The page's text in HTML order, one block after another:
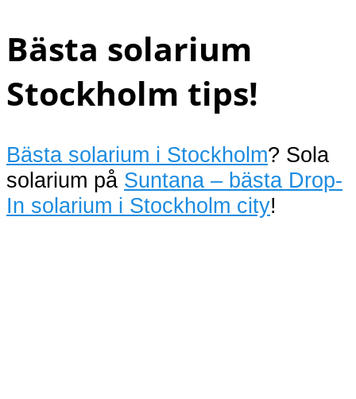
Bästa solarium
Stockholm tips!
Bästa solarium i Stockholm? Sola
solarium på Suntana – bästa Drop-
In solarium i Stockholm city!